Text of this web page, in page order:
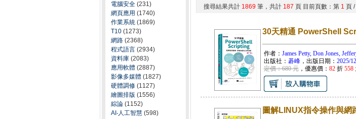
電腦安全 (231)
網頁應用 (1740)
作業系統 (1869)
T10 (1273)
網路 (2368)
程式語言 (2934)
資料庫 (2083)
應用軟體 (2887)
影像多媒體 (1827)
硬體調修 (1127)
繪圖排版 (1556)
綜論 (1152)
AI‧人工智慧 (598)
搜尋結果共計 1869 筆，共計 187 頁 目前頁數：第 1 頁
30天精通 PowerShell
作者： James Petty, Don Jones,
出版社： 碁峰，出版日期： 2025/
定價：680 元，優惠價： 82折 558
圖解LINUX指令操作與網